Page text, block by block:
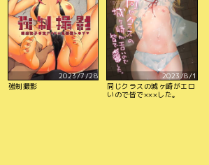
2023/7/28
強制撮影
2023/8/1
同じクラスの城ヶ崎がエロ
いので皆で×××した。